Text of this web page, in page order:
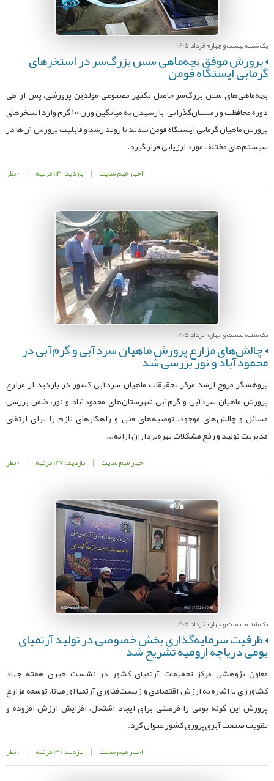
یک شنبه بیست و چهارم خرداد 1405
پرورش موفق بچه‌ماهی سس بزرگ‌سر در استخرهای
گرمابی ایستگاه فومن
بچه‌ماهی‌های سس بزرگ‌سر حاصل تکثیر مصنوعی مولدین پرورشی، پس از طی
دوره محافظت و زمستان‌گذرانی، با رسیدن به میانگین وزن ۱۰۰ گرم وارد استخرهای
پرورش ماهیان گرمابی ایستگاه فومن شدند تا روند رشد و قابلیت پرورش آن‌ها در
سیستم‌های مختلف مورد ارزیابی قرار گیرد.
اخبار مهم سایت | بازدید: 113 مرتبه | 0 نظر
یک شنبه بیست و چهارم خرداد 1405
چالش‌های مزارع پرورش ماهیان سردآبی و گرم‌آبی در
محمودآباد و نور بررسی شد
پژوهشگر مروج ارشد مرکز تحقیقات ماهیان سردآبی کشور در بازدید از مزارع
پرورش ماهیان سردآبی و گرم‌آبی شهرستان‌های محمودآباد و نور، ضمن بررسی
مسائل و چالش‌های موجود، توصیه‌های فنی و راهکارهای لازم را برای ارتقای
مدیریت تولید و رفع مشکلات بهره‌برداران ارائه...
اخبار مهم سایت | بازدید: 127 مرتبه | 0 نظر
یک شنبه بیست و چهارم خرداد 1405
ظرفیت سرمایه‌گذاری بخش خصوصی در تولید آرتمیای
بومی دریاچه ارومیه تشریح شد
معاون پژوهشی مرکز تحقیقات آرتمیای کشور در نشست خبری هفته جهاد
کشاورزی با اشاره به ارزش اقتصادی و زیست‌فناوری آرتمیا اورمیانا، توسعه مزارع
پرورش این گونه بومی را فرصتی برای ایجاد اشتغال، افزایش ارزش افزوده و
تقویت صنعت آبزی‌پروری کشور عنوان کرد.
اخبار مهم سایت | بازدید: 131 مرتبه | 0 نظر